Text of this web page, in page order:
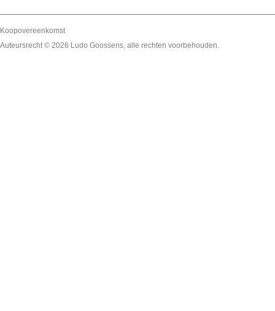
Koopovereenkomst
Auteursrecht © 2026 Ludo Goossens, alle rechten voorbehouden.